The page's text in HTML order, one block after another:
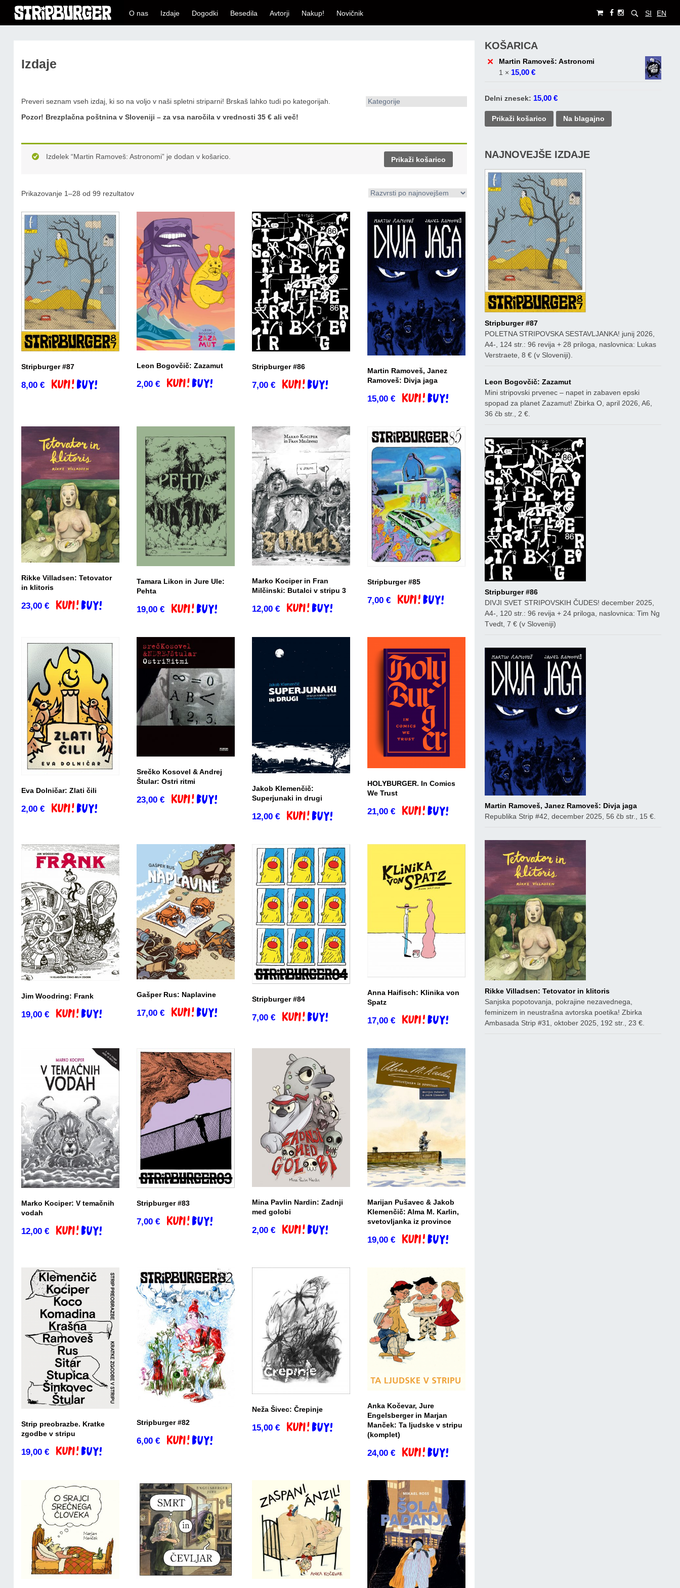
O nas Izdaje Dogodki Besedila Avtorji Nakup! Novičnik SI EN
Izdaje
Kategorije
Preveri seznam vseh izdaj, ki so na voljo v naši spletni striparni! Brskaš lahko tudi po kategorijah.
Pozor! Brezplačna poštnina v Sloveniji – za vsa naročila v vrednosti 35 € ali več!
Prikaži košarico
Izdelek “Martin Ramoveš: Astronomi” je dodan v košarico.
Prikazovanje 1–28 od 99 rezultatov
Stripburger #87
8,00 € Dodaj v košarico
Leon Bogovčič: Zazamut
2,00 € Dodaj v košarico
Stripburger #86
7,00 € Dodaj v košarico
Martin Ramoveš, Janez
Ramoveš: Divja jaga
15,00 € Dodaj v košarico
Rikke Villadsen: Tetovator
in klitoris
23,00 € Dodaj v košarico
Tamara Likon in Jure Ule:
Pehta
19,00 € Dodaj v košarico
Marko Kociper in Fran
Milčinski: Butalci v stripu 3
12,00 € Dodaj v košarico
Stripburger #85
7,00 € Dodaj v košarico
Eva Dolničar: Zlati čili
2,00 € Dodaj v košarico
Srečko Kosovel & Andrej
Štular: Ostri ritmi
23,00 € Dodaj v košarico
Jakob Klemenčič:
Superjunaki in drugi
12,00 € Dodaj v košarico
HOLYBURGER. In Comics
We Trust
21,00 € Dodaj v košarico
Jim Woodring: Frank
19,00 € Dodaj v košarico
Gašper Rus: Naplavine
17,00 € Dodaj v košarico
Stripburger #84
7,00 € Dodaj v košarico
Anna Haifisch: Klinika von
Spatz
17,00 € Dodaj v košarico
Marko Kociper: V temačnih
vodah
12,00 € Dodaj v košarico
Stripburger #83
7,00 € Dodaj v košarico
Mina Pavlin Nardin: Zadnji
med golobi
2,00 € Dodaj v košarico
Marijan Pušavec & Jakob
Klemenčič: Alma M. Karlin,
svetovljanka iz province
19,00 € Dodaj v košarico
Strip preobrazbe. Kratke
zgodbe v stripu
19,00 € Dodaj v košarico
Stripburger #82
6,00 € Dodaj v košarico
Neža Šivec: Črepinje
15,00 € Dodaj v košarico
Anka Kočevar, Jure
Engelsberger in Marjan
Manček: Ta ljudske v stripu
(komplet)
24,00 € Dodaj v košarico
KOŠARICA
×
Martin Ramoveš: Astronomi
1 × 15,00€
Delni znesek: 15,00€
Prikaži košarico Na blagajno
NAJNOVEJŠE IZDAJE
Stripburger #87
POLETNA STRIPOVSKA SESTAVLJANKA! junij 2026,
A4-, 124 str.: 96 revija + 28 priloga, naslovnica: Lukas
Verstraete, 8 € (v Sloveniji).
Leon Bogovčič: Zazamut
Mini stripovski prvenec – napet in zabaven epski
spopad za planet Zazamut! Zbirka O, april 2026, A6,
36 čb str., 2 €.
Stripburger #86
DIVJI SVET STRIPOVSKIH ČUDES! december 2025,
A4-, 120 str.: 96 revija + 24 priloga, naslovnica: Tim Ng
Tvedt, 7 € (v Sloveniji)
Martin Ramoveš, Janez Ramoveš: Divja jaga
Republika Strip #42, december 2025, 56 čb str., 15 €.
Rikke Villadsen: Tetovator in klitoris
Sanjska popotovanja, pokrajine nezavednega,
feminizem in neustrašna avtorska poetika! Zbirka
Ambasada Strip #31, oktober 2025, 192 str., 23 €.